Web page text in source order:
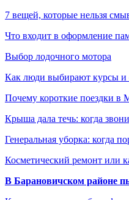
7 вещей, которые нельзя
Что входит в оформление
Выбор лодочного мотора
Как люди выбирают курсы и
Почему короткие поездки в
Крыша дала течь: когда
Генеральная уборка: когда
Косметический ремонт или
В Барановичском районе